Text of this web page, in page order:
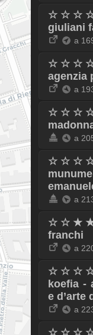
☆ ☆ ☆
giuliani
a
☆ ☆ ☆
agenzia
a
☆ ☆ ☆
a
☆ ☆ ☆
a
☆ ☆ ★
franchi
a
☆ ☆ ☆
koefia -
e d’arte
a
☆ ☆ ☆